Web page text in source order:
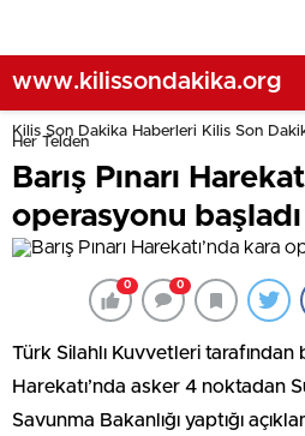
www.kilissondakika.org
Kilis Son Dakika Haberleri Kilis Son
Her Telden
Barış Pınarı
operasyonu başladı
0 0
Türk Silahlı Kuvvetleri tarafından
Harekatı’nda asker 4 noktadan
Savunma Bakanlığı yaptığı